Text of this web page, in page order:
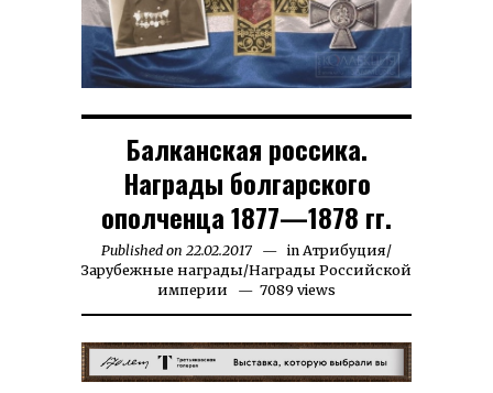
Балканская россика.
Награды болгарского
ополченца 1877—1878 гг.
Published on 22.02.2017 30.12.2024
in Атрибуция/
Зарубежные награды/Награды Российской
империи
7089 views